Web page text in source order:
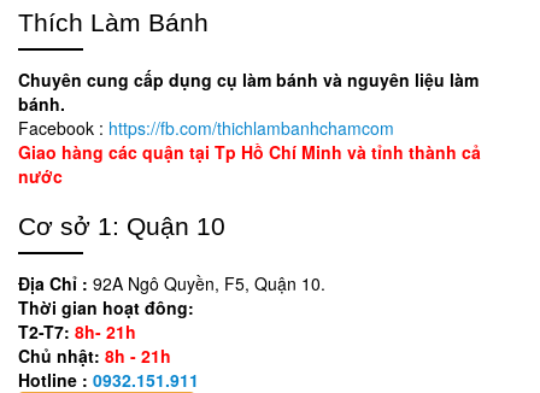
Thích Làm Bánh
Chuyên cung cấp dụng cụ làm bánh và nguyên liệu làm
bánh.
Facebook : https://fb.com/thichlambanhchamcom
Giao hàng các quận tại Tp Hồ Chí Minh và tỉnh thành cả
nước
Cơ sở 1: Quận 10
Địa Chỉ : 92A Ngô Quyền, F5, Quận 10.
Thời gian hoạt đông:
T2-T7: 8h- 21h
Chủ nhật: 8h - 21h
Hotline : 0932.151.911